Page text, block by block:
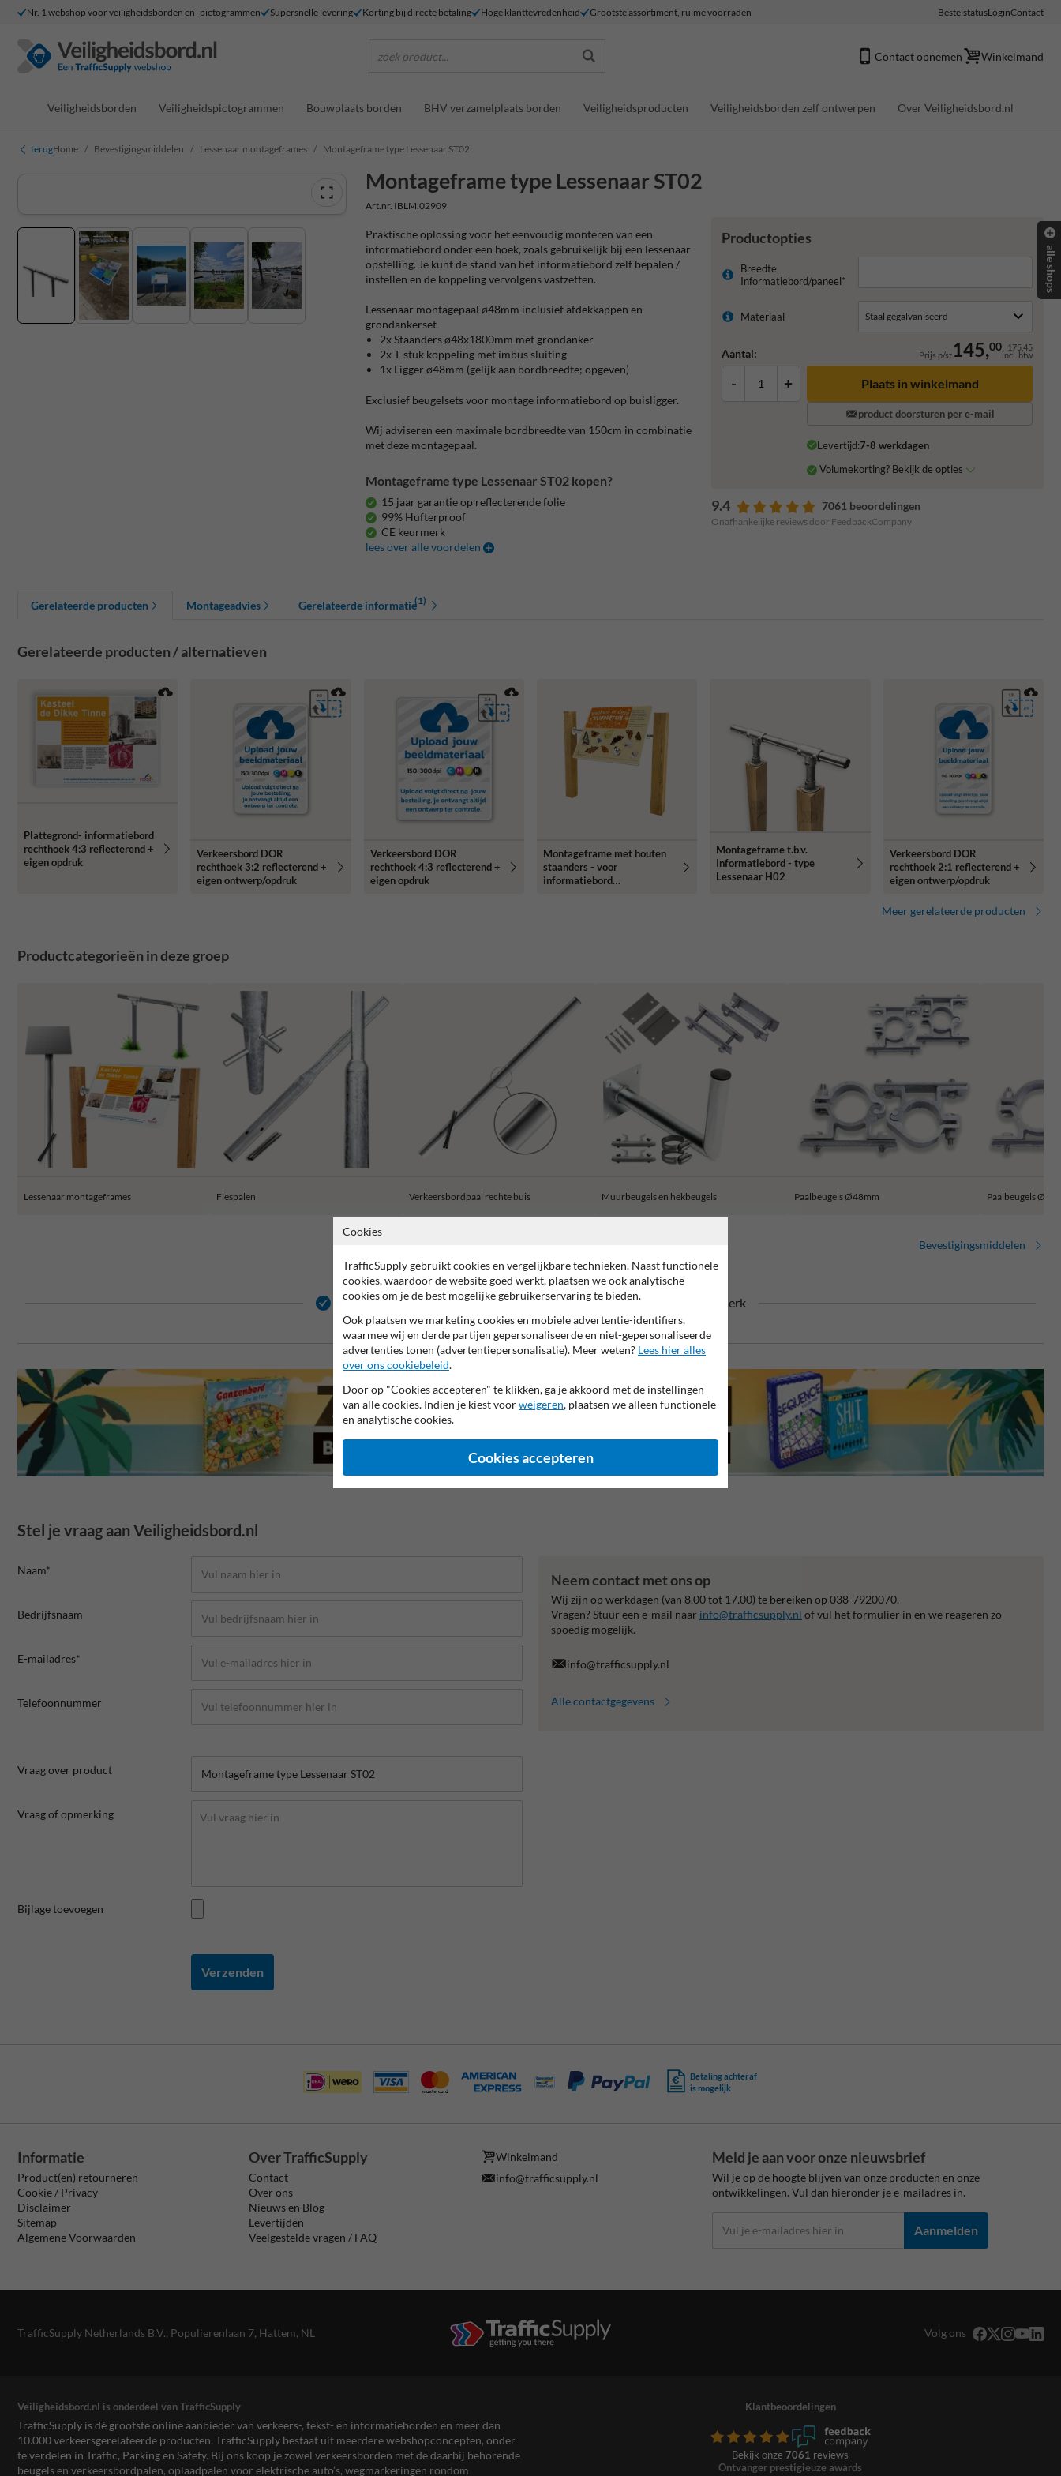
Nr. 1 webshop voor veiligheidsborden en -pictogrammen Supersnelle levering Korting bij directe betaling Hoge klanttevredenheid Grootste assortiment, ruime voorraden BestelstatusLoginContact
zoek product... Contact opnemen Winkelmand
Veiligheidsborden Veiligheidspictogrammen Bouwplaats borden BHV verzamelplaats borden Veiligheidsproducten Veiligheidsborden zelf ontwerpen Over Veiligheidsbord.nl
terugHome Bevestigingsmiddelen Lessenaar montageframes Montageframe type Lessenaar ST02
Montageframe type Lessenaar ST02
Art.nr. IBLM.02909
Productopties
Breedte
Informatiebord/paneel*
Materiaal
Aantal: Prijs p/st145,00 175,45
incl. btw
- + Plaats in winkelmand
product doorsturen per e-mail
Levertijd:7-8 werkdagen
Volumekorting? Bekijk de opties
9.4 7061 beoordelingen
Onafhankelijke reviews door FeedbackCompany
Praktische oplossing voor het eenvoudig monteren van een
informatiebord onder een hoek, zoals gebruikelijk bij een lessenaar
opstelling. Je kunt de stand van het informatiebord zelf bepalen /
instellen en de koppeling vervolgens vastzetten.
Lessenaar montagepaal ø48mm inclusief afdekkappen en
grondankerset
2x Staanders ø48x1800mm met grondanker
2x T-stuk koppeling met imbus sluiting
1x Ligger ø48mm (gelijk aan bordbreedte; opgeven)
Exclusief beugelsets voor montage informatiebord op buisligger.
Wij adviseren een maximale bordbreedte van 150cm in combinatie
met deze montagepaal.
Montageframe type Lessenaar ST02 kopen?
15 jaar garantie op reflecterende folie
99% Hufterproof
CE keurmerk
lees over alle voordelen
Gerelateerde producten Montageadvies Gerelateerde informatie(1)
Gerelateerde producten / alternatieven
Plattegrond- informatiebord
rechthoek 4:3 reflecterend +
eigen opdruk
Verkeersbord DOR
rechthoek 3:2 reflecterend +
eigen ontwerp/opdruk
Verkeersbord DOR
rechthoek 4:3 reflecterend +
eigen opdruk
Montageframe met houten
staanders - voor
informatiebord
Montageframe t.b.v.
Informatiebord - type
Lessenaar H02
Verkeersbord DOR
rechthoek 2:1 reflecterend +
eigen ontwerp/opdruk
Meer gerelateerde producten
Productcategorieën in deze groep
Lessenaar montageframes Flespalen Verkeersbordpaal rechte buis Muurbeugels en hekbeugels Paalbeugels Ø48mm Paalbeugels
Bevestigingsmiddelen
15 jaar garantie op reflecterende folie 99% Hufterproof CE keurmerk
Stel je vraag aan Veiligheidsbord.nl
Naam*
Bedrijfsnaam
E-mailadres*
Telefoonnummer
Vraag over product
Vraag of opmerking
Bijlage toevoegen
Verzenden
Neem contact met ons op
Wij zijn op werkdagen (van 8.00 tot 17.00) te bereiken op 038-7920070.
Vragen? Stuur een e-mail naar info@trafficsupply.nl of vul het formulier in en we reageren zo
spoedig mogelijk.
info@trafficsupply.nl
Alle contactgegevens
Betaling achteraf
is mogelijk
Informatie
Product(en) retourneren
Cookie / Privacy
Disclaimer
Sitemap
Algemene Voorwaarden
Over TrafficSupply
Contact
Over ons
Nieuws en Blog
Levertijden
Veelgestelde vragen / FAQ
Winkelmand
info@trafficsupply.nl
Meld je aan voor onze nieuwsbrief
Wil je op de hoogte blijven van onze producten en onze
ontwikkelingen. Vul dan hieronder je e-mailadres in.
Aanmelden
TrafficSupply Netherlands B.V., Populierenlaan 7, Hattem, NL Volg ons
Veiligheidsbord.nl is onderdeel van TrafficSupply
TrafficSupply is dé grootste online aanbieder van verkeers-, tekst- en informatieborden en meer dan
10.000 verkeersgerelateerde producten. TrafficSupply bestaat uit meerdere webshopconcepten, onder
te verdelen in Traffic, Parking en Safety. Bij ons koop je zowel verkeersborden met de daarbij behorende
beugels en verkeersbordpalen, oplaadpalen voor elektrische auto’s, wegmarkeringen rondom
Klantbeoordelingen
Bekijk onze 7061 reviews
Ontvanger prestigieuze awards
alle shops
Cookies
TrafficSupply gebruikt cookies en vergelijkbare technieken. Naast functionele
cookies, waardoor de website goed werkt, plaatsen we ook analytische
cookies om je de best mogelijke gebruikerservaring te bieden.
Ook plaatsen we marketing cookies en mobiele advertentie-identifiers,
waarmee wij en derde partijen gepersonaliseerde en niet-gepersonaliseerde
advertenties tonen (advertentiepersonalisatie). Meer weten? Lees hier alles
over ons cookiebeleid.
Door op "Cookies accepteren" te klikken, ga je akkoord met de instellingen
van alle cookies. Indien je kiest voorweigeren, plaatsen we alleen functionele
en analytische cookies.
Cookies accepteren